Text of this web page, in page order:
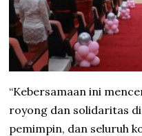
“Kebersamaan ini
royong dan solidaritas
pemimpin, dan seluruh